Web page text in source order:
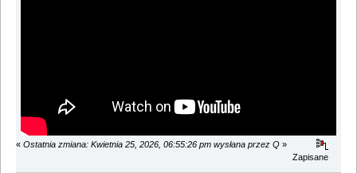
« Ostatnia zmiana: Kwietnia 25, 2026, 06:55:26 pm wysłana przez Q »
Zapisane